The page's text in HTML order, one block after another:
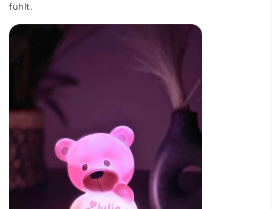
fühlt.